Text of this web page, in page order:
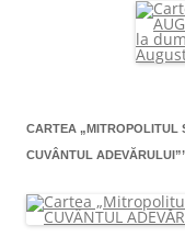
CARTEA „MITROPOLITUL
CUVÂNTUL